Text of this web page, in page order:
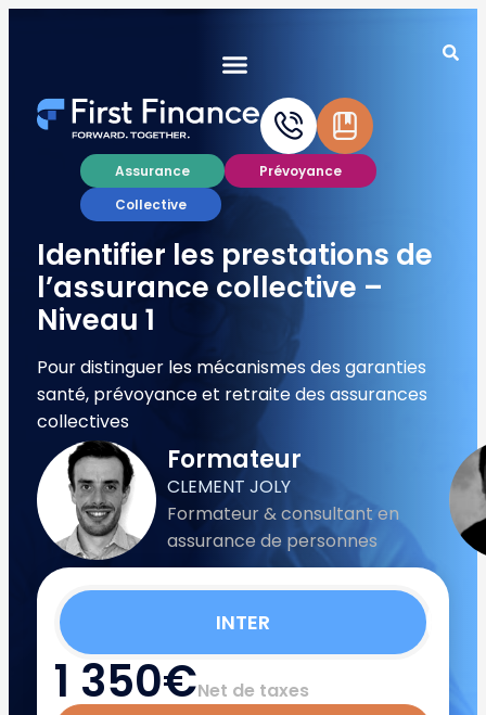
Assurance
Prévoyance
Collective
Identifier les prestations de
l’assurance collective –
Niveau 1
Pour distinguer les mécanismes des garanties
santé, prévoyance et retraite des assurances
collectives
Formateur
CLEMENT JOLY
Formateur & consultant en
assurance de personnes
INTER
1 350€Net de taxes